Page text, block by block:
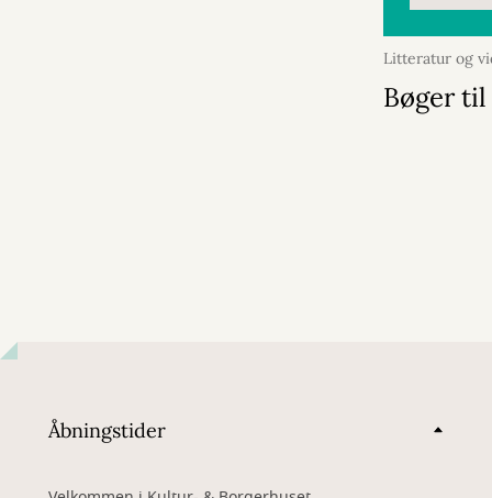
Litteratur og
2026
Bøger
Åbningstider